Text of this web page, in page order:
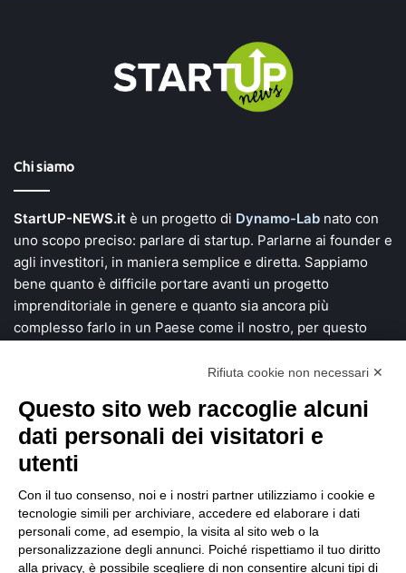
Chi siamo
StartUP-NEWS.it è un progetto di Dynamo-Lab nato con
uno scopo preciso: parlare di startup. Parlarne ai founder e
agli investitori, in maniera semplice e diretta. Sappiamo
bene quanto è difficile portare avanti un progetto
imprenditoriale in genere e quanto sia ancora più
complesso farlo in un Paese come il nostro, per questo
denaro e una grande fetta di vita alla ricerca di soluzioni
Scopri StartUP News
Chi siamo
Sei un founder?
Sei un investitore?
Rifiuta cookie non necessari ✕
Questo sito web raccoglie alcuni
dati personali dei visitatori e
utenti
Con il tuo consenso, noi e i nostri partner utilizziamo i cookie e
tecnologie simili per archiviare, accedere ed elaborare i dati
personali come, ad esempio, la visita al sito web o la
personalizzazione degli annunci. Poiché rispettiamo il tuo diritto
alla privacy, è possibile scegliere di non consentire alcuni tipi di